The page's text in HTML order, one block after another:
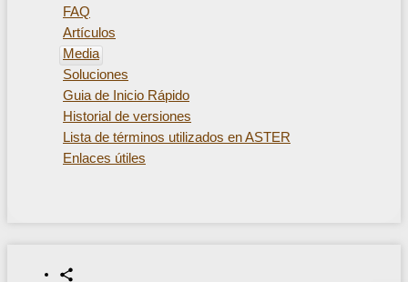
FAQ
Artículos
Media
Soluciones
Guia de Inicio Rápido
Historial de versiones
Lista de términos utilizados en ASTER
Enlaces útiles